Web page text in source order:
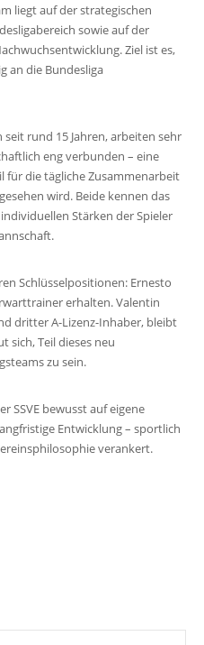
liegt auf der strategischen
sowie auf der
Ziel ist es,
an die Bundesliga
rund 15 Jahren, arbeiten sehr
eng verbunden – eine
für die tägliche Zusammenarbeit
wird. Beide kennen das
Stärken der Spieler
Schlüsselpositionen: Ernesto
erhalten. Valentin
dritter A-Lizenz-Inhaber, bleibt
sich, Teil dieses neu
zu sein.
SSVE bewusst auf eigene
Entwicklung – sportlich
verankert.